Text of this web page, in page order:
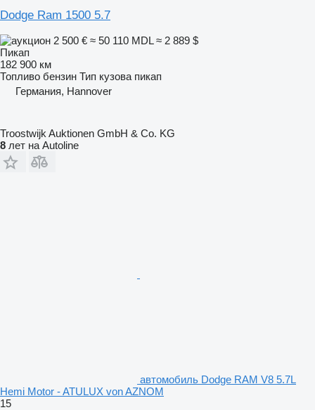
Dodge Ram 1500 5.7
2 500 € ≈ 50 110 MDL ≈ 2 889 $
Пикап
182 900 км
Топливо бензин Тип кузова пикап
Германия, Hannover
Troostwijk Auktionen GmbH & Co. KG
8 лет на Autoline
автомобиль Dodge RAM V8 5.7L
Hemi Motor - ATULUX von AZNOM
15